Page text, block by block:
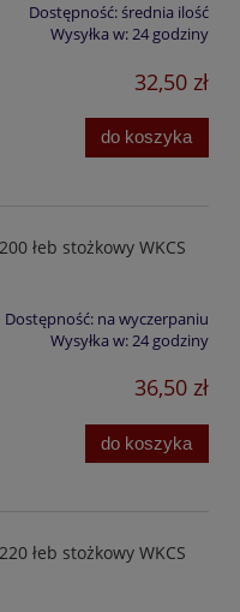
Dostępność:średnia ilość
Wysyłka w:24 godziny
32,50 zł
do koszyka
łeb stożkowy WKCS
Dostępność: na wyczerpaniu
Wysyłka w:24 godziny
36,50 zł
do koszyka
łeb stożkowy WKCS